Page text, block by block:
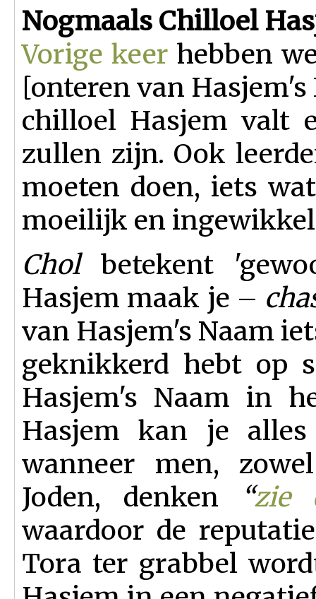
Nogmaals Chilloel
Vorige keer hebben
[onteren van
chilloel Hasjem valt
zullen zijn. Ook
moeten doen, iets
moeilijk en
Cholbetekent
Hasjem maak je –
van Hasjem's Naam
geknikkerd hebt op
Hasjem's Naam in
Hasjem kan je
wanneer men,
Joden, denken
“zie
waardoor de
Tora ter grabbel